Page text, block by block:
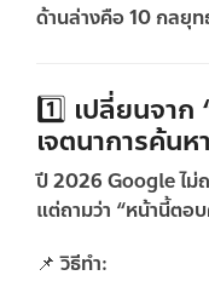
ด้านล่างคือ10 กลยุท
1️⃣ เปลี่ยนจาก
เจตนาการค้น
ปี 2026 Google ไม่
แต่ถามว่า “หน้านี้ตอบ
📌 วิธีทำ: